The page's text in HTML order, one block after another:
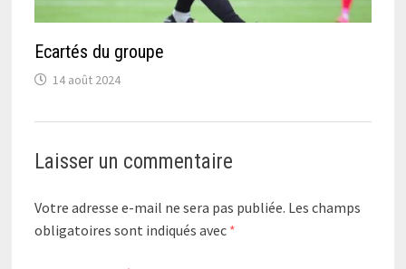
Ecartés du groupe
14 août 2024
Laisser un commentaire
Votre adresse e-mail ne sera pas publiée. Les champs
obligatoires sont indiqués avec *